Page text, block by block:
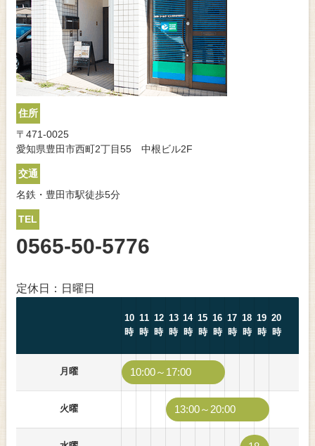
住所
〒471-0025
愛知県豊田市西町2丁目55 中根ビル2F
交通
名鉄・豊田市駅徒歩5分
TEL
0565-50-5776
定休日：日曜日
10
時
11
時
12
時
13
時
14
時
15
時
16
時
17
時
18
時
19
時
20
時
月曜 10:00～17:00
火曜 13:00～20:00